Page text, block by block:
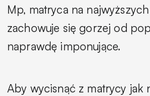
Mp, matryca na
zachowuje się gorzej od
naprawdę imponujące.
Aby wycisnąć z matrycy jak